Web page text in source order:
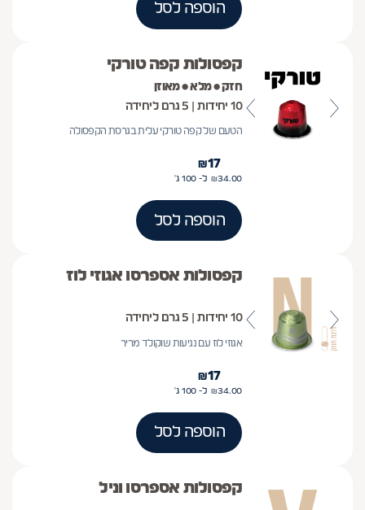
הוספה לסל
קפסולות קפה טורקי
חזק • מלא • מאוזן
10 יחידות | 5 גרם ליחידה
הטעם של קפה טורקי עלית בגרסת הקפסולה
17
₪
34.00
₪ ל- 100 ג'
הוספה לסל
קפסולות אספרסו אגוזי לוז
10 יחידות | 5 גרם ליחידה
אגוזי לוז עם נגיעות שוקולד מריר
17
₪
34.00
₪ ל- 100 ג'
הוספה לסל
קפסולות אספרסו וניל